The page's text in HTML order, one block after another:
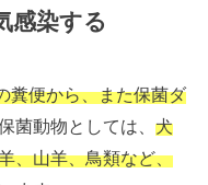
感染する
糞便から、また保菌ダ
菌動物としては、犬
、山羊、鳥類など、